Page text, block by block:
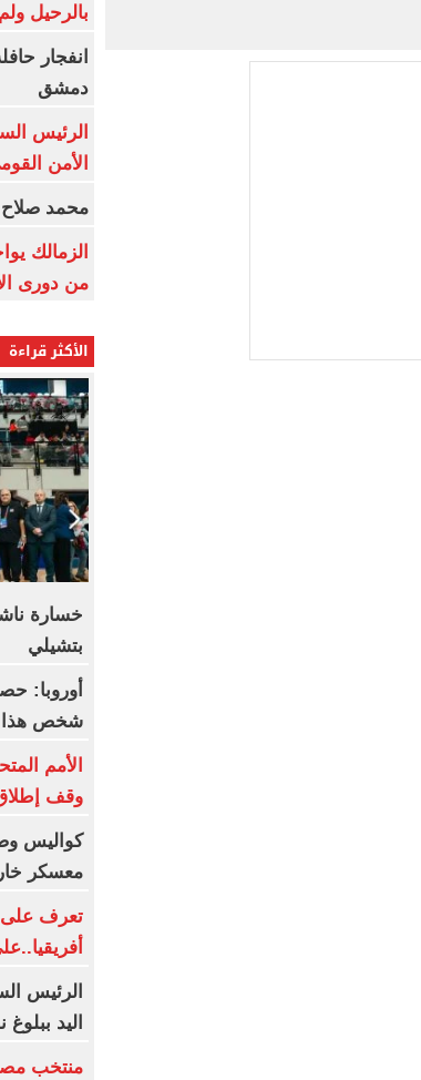
بالرحيل
انفجار
دمشق
الرئيس
الأمن
محمد صلاح
الزمالك
من دورى
الأكثر قراءة
خسارة
بتشيلي
شخص هذا
وقف إطلاق
كواليس
معسكر
تعرف على
الرئيس
اليد
منتخب